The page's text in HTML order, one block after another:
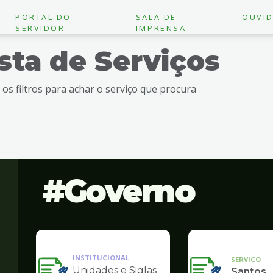
PORTAL DO
SERVIDOR
SALA DE
IMPRENSA
de Serviços
os filtros para achar o serviço que procura
Governo
INSTITUCIONAL
Unidades e Siglas
SERVICO